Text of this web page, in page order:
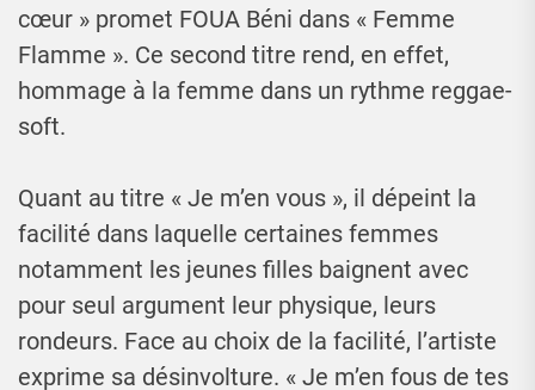
cœur » promet FOUA Béni dans « Femme
Flamme ». Ce second titre rend, en effet,
hommage à la femme dans un rythme reggae-
soft.
Quant au titre « Je m’en vous », il dépeint la
facilité dans laquelle certaines femmes
notamment les jeunes filles baignent avec
pour seul argument leur physique, leurs
rondeurs. Face au choix de la facilité, l’artiste
exprime sa désinvolture. « Je m’en fous de tes